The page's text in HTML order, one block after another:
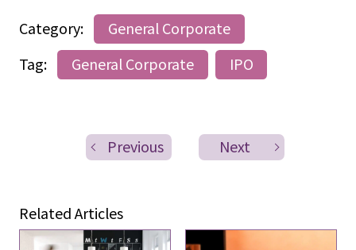
Category:
General Corporate
Tag:
General Corporate IPO
Previous Next
Related Articles